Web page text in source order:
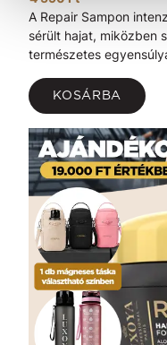
A Repair Sampon
sérült hajat, miközben
természetes
KOSÁRBA